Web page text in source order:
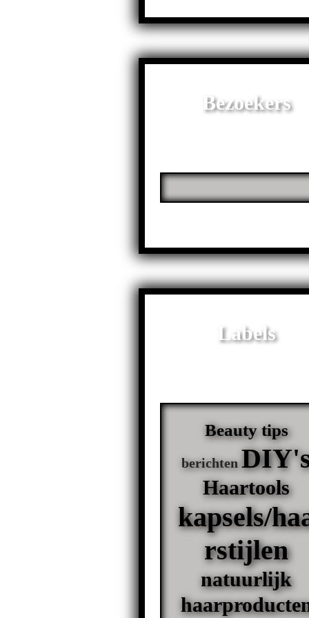
Bezoekers
Labels
Beauty tips
berichten
Haartools
kapsels/
rstijlen
natuurlijk